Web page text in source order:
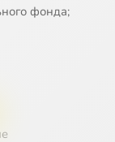
фонда;